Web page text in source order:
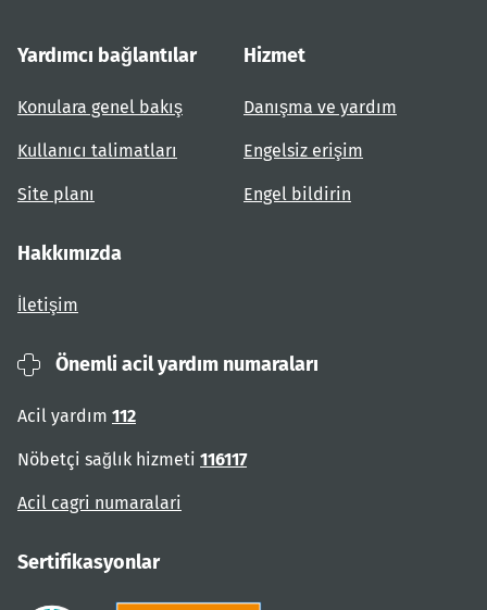
Yardımcı bağlantılar
Konulara genel bakış
Kullanıcı talimatları
Site planı
Hizmet
Danışma ve yardım
Engelsiz erişim
Engel bildirin
Hakkımızda
İletişim
Önemli acil yardım numaraları
Acil yardım 112
Nöbetçi sağlık hizmeti 116117
Acil cagri numaralari
Sertifikasyonlar